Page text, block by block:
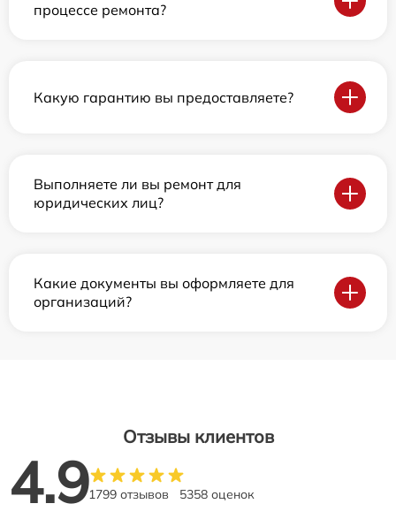
процессе ремонта?
Какую гарантию вы предоставляете?
Выполняете ли вы ремонт для
юридических лиц?
Какие документы вы оформляете для
организаций?
Отзывы клиентов
4.91799 отзывов 5358 оценок